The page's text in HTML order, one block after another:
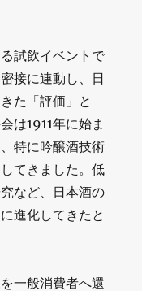
試飲イベントで
接に連動し、日
た「評価」と
は1911年に始ま
特に吟醸酒技術
てきました。低
など、日本酒の
進化してきたと
一般消費者へ還